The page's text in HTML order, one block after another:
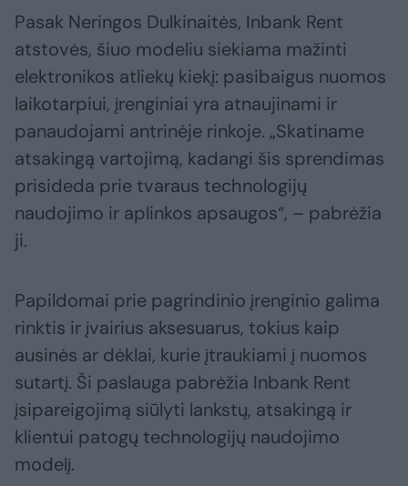
Pasak Neringos Dulkinaitės, Inbank Rent
atstovės, šiuo modeliu siekiama mažinti
elektronikos atliekų kiekį: pasibaigus nuomos
laikotarpiui, įrenginiai yra atnaujinami ir
panaudojami antrinėje rinkoje. „Skatiname
atsakingą vartojimą, kadangi šis sprendimas
prisideda prie tvaraus technologijų
naudojimo ir aplinkos apsaugos“, – pabrėžia
ji.
Papildomai prie pagrindinio įrenginio galima
rinktis ir įvairius aksesuarus, tokius kaip
ausinės ar dėklai, kurie įtraukiami į nuomos
sutartį. Ši paslauga pabrėžia Inbank Rent
įsipareigojimą siūlyti lankstų, atsakingą ir
klientui patogų technologijų naudojimo
modelį.